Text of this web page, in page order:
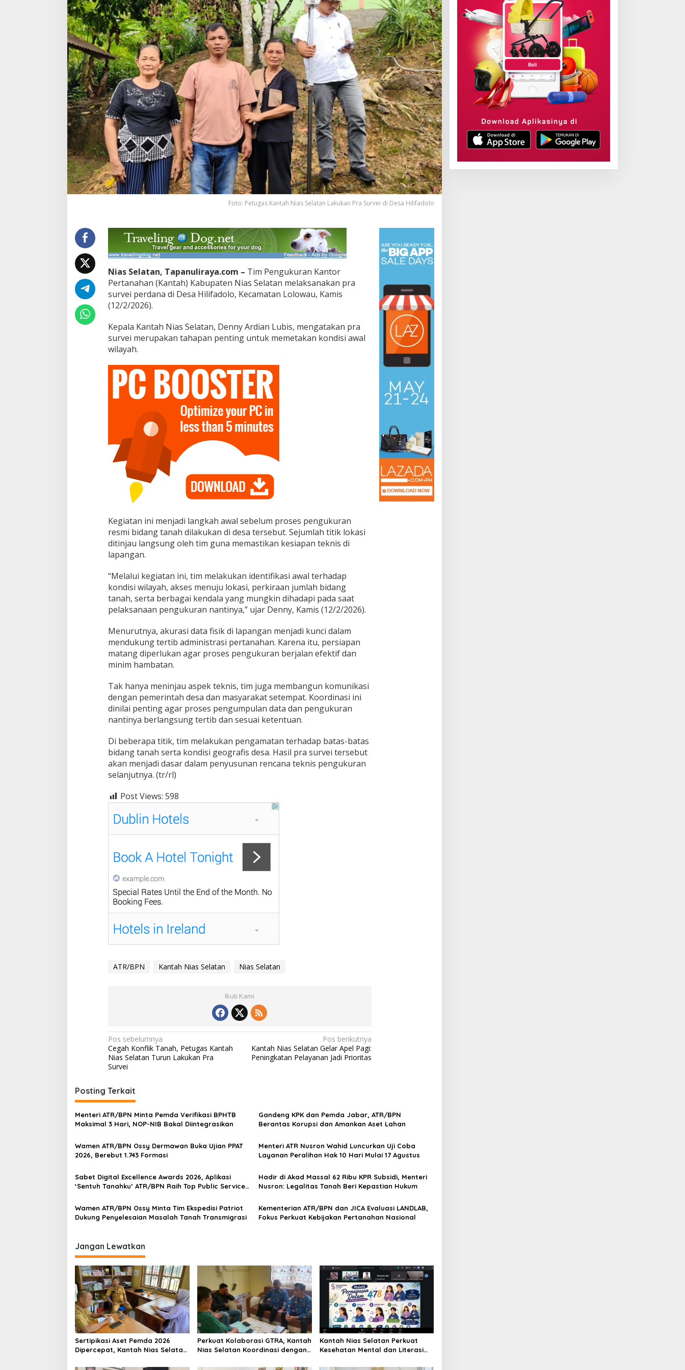
Foto: Petugas Kantah Nias Selatan Lakukan Pra Survei di Desa Hilifadolo
Nias Selatan, Tapanuliraya.com – Tim Pengukuran Kantor
Pertanahan (Kantah) Kabupaten Nias Selatan melaksanakan pra
survei perdana di Desa Hilifadolo, Kecamatan Lolowau, Kamis
(12/2/2026).
Kepala Kantah Nias Selatan, Denny Ardian Lubis, mengatakan pra
survei merupakan tahapan penting untuk memetakan kondisi awal
wilayah.
Kegiatan ini menjadi langkah awal sebelum proses pengukuran
resmi bidang tanah dilakukan di desa tersebut. Sejumlah titik lokasi
ditinjau langsung oleh tim guna memastikan kesiapan teknis di
lapangan.
“Melalui kegiatan ini, tim melakukan identifikasi awal terhadap
kondisi wilayah, akses menuju lokasi, perkiraan jumlah bidang
tanah, serta berbagai kendala yang mungkin dihadapi pada saat
pelaksanaan pengukuran nantinya,” ujar Denny, Kamis (12/2/2026).
Menurutnya, akurasi data fisik di lapangan menjadi kunci dalam
mendukung tertib administrasi pertanahan. Karena itu, persiapan
matang diperlukan agar proses pengukuran berjalan efektif dan
minim hambatan.
Tak hanya meninjau aspek teknis, tim juga membangun komunikasi
dengan pemerintah desa dan masyarakat setempat. Koordinasi ini
dinilai penting agar proses pengumpulan data dan pengukuran
nantinya berlangsung tertib dan sesuai ketentuan.
Di beberapa titik, tim melakukan pengamatan terhadap batas-batas
bidang tanah serta kondisi geografis desa. Hasil pra survei tersebut
akan menjadi dasar dalam penyusunan rencana teknis pengukuran
selanjutnya. (tr/rl)
Post Views: 598
ATR/BPN Kantah Nias Selatan Nias Selatan
Ikuti Kami
Navigasi
pos
Pos sebelumnya
Cegah Konflik Tanah, Petugas Kantah
Nias Selatan Turun Lakukan Pra
Survei
Pos berikutnya
Kantah Nias Selatan Gelar Apel Pagi:
Peningkatan Pelayanan Jadi Prioritas
Posting Terkait
Menteri ATR/BPN Minta Pemda Verifikasi BPHTB
Maksimal 3 Hari, NOP-NIB Bakal Diintegrasikan
Gandeng KPK dan Pemda Jabar, ATR/BPN
Berantas Korupsi dan Amankan Aset Lahan
Wamen ATR/BPN Ossy Dermawan Buka Ujian PPAT
2026, Berebut 1.743 Formasi
Menteri ATR Nusron Wahid Luncurkan Uji Coba
Layanan Peralihan Hak 10 Hari Mulai 17 Agustus
Sabet Digital Excellence Awards 2026, Aplikasi
‘Sentuh Tanahku’ ATR/BPN Raih Top Public Service
Hadir di Akad Massal 62 Ribu KPR Subsidi, Menteri
Nusron: Legalitas Tanah Beri Kepastian Hukum
Wamen ATR/BPN Ossy Minta Tim Ekspedisi Patriot
Dukung Penyelesaian Masalah Tanah Transmigrasi
Kementerian ATR/BPN dan JICA Evaluasi LANDLAB,
Fokus Perkuat Kebijakan Pertanahan Nasional
Jangan Lewatkan
Sertipikasi Aset Pemda 2026
Dipercepat, Kantah Nias Selatan
Perkuat Kolaborasi GTRA, Kantah
Nias Selatan Koordinasi dengan
Kantah Nias Selatan Perkuat
Kesehatan Mental dan Literasi
Penting untuk Hidup Sejahtera